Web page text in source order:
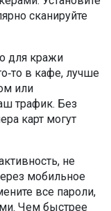
сканируйте
для кражи
в кафе, лучше
или
трафик. Без
карт могут
не
мобильное
все пароли,
Чем быстрее